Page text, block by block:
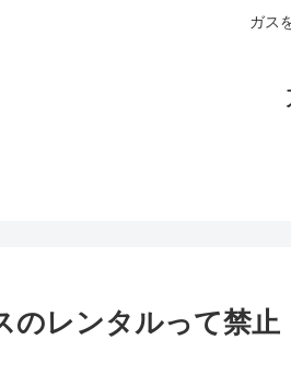
ガス
のレンタルって禁